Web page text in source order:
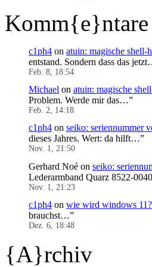
Komm{e}ntare
c1ph4 on atuin: magische shell-
entstand. Sondern dass das
Feb. 8, 18:54
Michael on atuin: magische
Problem. Werde mir das…”
Feb. 2, 14:18
c1ph4 on seiko: seriennummer
dieses Jahres. Wert: da hilft…”
Nov. 1, 21:50
Gerhard Noé on seiko:
Lederarmband Quarz 8522-
Nov. 1, 21:23
c1ph4 on wie wird windows 11?
brauchst…”
Dez. 6, 18:48
{A}rchiv